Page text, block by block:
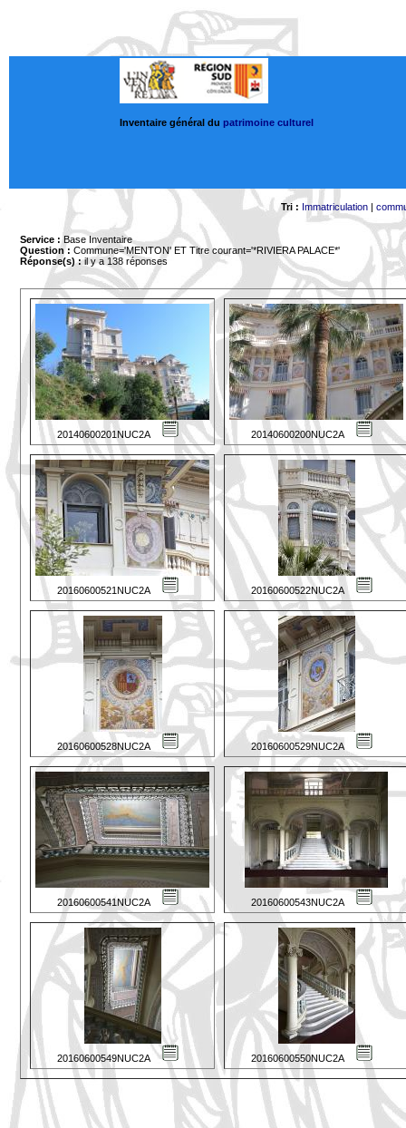
Inventaire général du patrimoine culturel
Tri : Immatriculation|
Service : Base Inventaire
Question : Commune='MENTON' ET Titre courant='*RIVIERA PALACE*'
Réponse(s) :il y a 138 réponses
20140600201NUC2A 20140600200NUC2A
20160600521NUC2A 20160600522NUC2A
20160600528NUC2A 20160600529NUC2A
20160600541NUC2A 20160600543NUC2A
20160600549NUC2A 20160600550NUC2A